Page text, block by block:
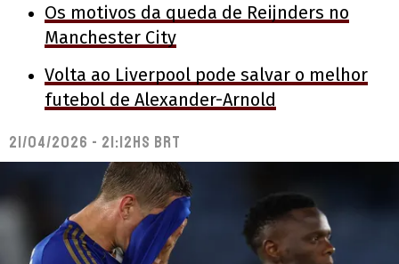
Os motivos da queda de Reijnders no
Manchester City
Volta ao Liverpool pode salvar o melhor
futebol de Alexander-Arnold
21/04/2026 - 21:12hs BRT